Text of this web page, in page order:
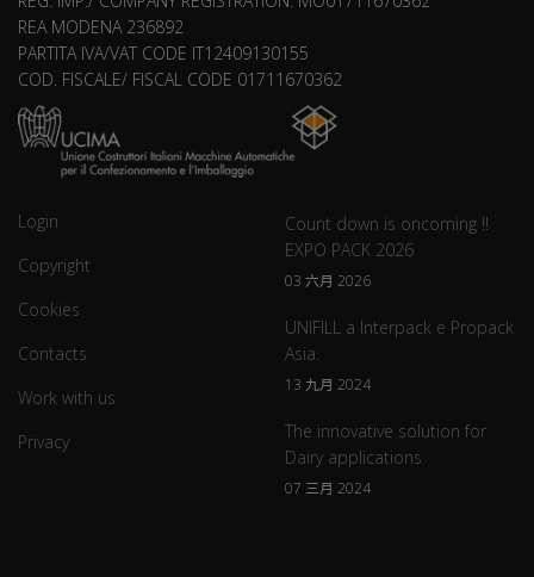
REA MODENA 236892
PARTITA IVA/VAT CODE IT12409130155
COD. FISCALE/ FISCAL CODE 01711670362
Login
Copyright
Cookies
Contacts
Work with us
Privacy
Count down is oncoming !!
EXPO PACK 2026
03 六月 2026
UNIFILL a Interpack e Propack
Asia.
13 九月 2024
The innovative solution for
Dairy applications
07 三月 2024